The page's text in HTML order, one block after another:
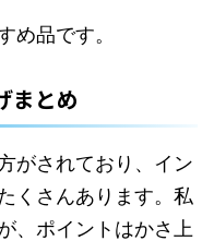
め品です。
まとめ
がされており、イン
くさんあります。私
、ポイントはかさ上